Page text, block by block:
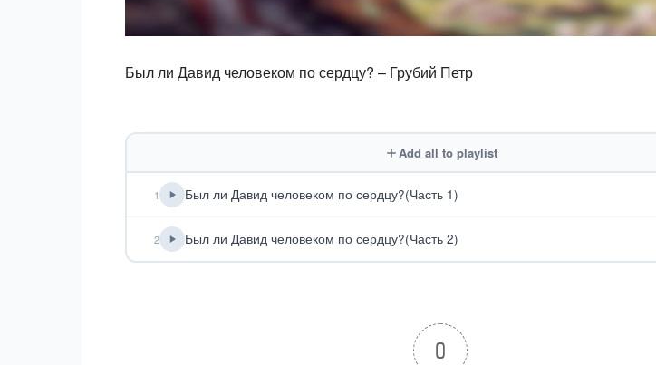
Был ли Давид человеком по сердцу? – Грубий Петр
Add all to playlist
1 Был ли Давид человеком по сердцу?(Часть 1)
2 Был ли Давид человеком по сердцу?(Часть 2)
0